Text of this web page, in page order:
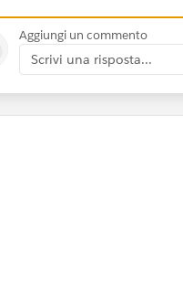
Aggiungi un commento
Scrivi una risposta...